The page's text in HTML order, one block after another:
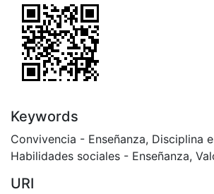
Keywords
Convivencia - Enseñanza, Disciplina
Habilidades sociales - Enseñanza,
URI